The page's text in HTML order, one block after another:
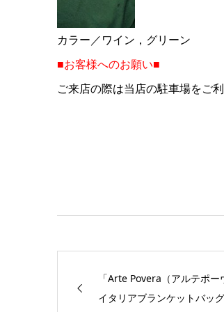
カラー／ワイン，グリーン
■お客様へのお願い■
ご来店の際は当店の駐車場をご利
「Arte Povera（アルテポー
イタリアブランケットバッグ